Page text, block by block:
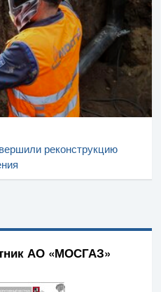
реконструкцию
АО «МОСГАЗ»